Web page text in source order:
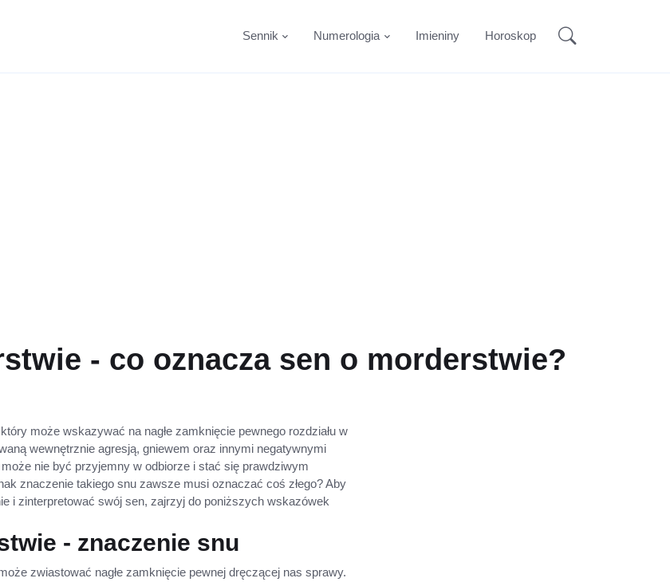
Sennik Numerologia Imieniny Horoskop
- co oznacza sen o morderstwie?
może wskazywać na nagłe zamknięcie pewnego rozdziału w
wewnętrznie agresją, gniewem oraz innymi negatywnymi
nie być przyjemny w odbiorze i stać się prawdziwym
znaczenie takiego snu zawsze musi oznaczać coś złego? Aby
i zinterpretować swój sen, zajrzyj do poniższych wskazówek
- znaczenie snu
zwiastować nagłe zamknięcie pewnej dręczącej nas sprawy.